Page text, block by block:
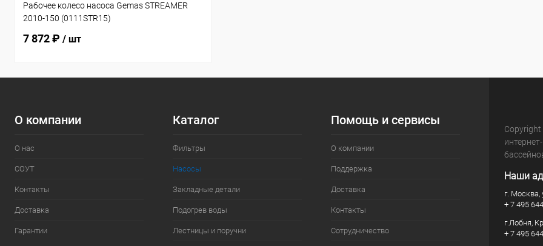
Рабочее колесо насоса Gemas STREAMER
2010-150 (0111STR15)
7 872 ₽ / шт
О компании
О нас
СОУТ
Контакты
Доставка
Гарантии
Каталог
Фильтры
Насосы
Закладные детали
Подогрев воды
Лестницы и поручни
Помощь и сервисы
О компании
Поддержка
Доставка
Контакты
Сотрудничество
Наши
г. Москва,
+ 7 495
г.Лобня,
+ 7 495